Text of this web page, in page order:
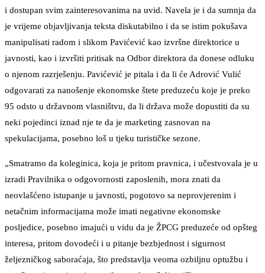
i dostupan svim zainteresovanima na uvid. Navela je i da sumnja da
je vrijeme objavljivanja teksta diskutabilno i da se istim pokušava
manipulisati radom i slikom Pavićević kao izvršne direktorice u
javnosti, kao i izvršiti pritisak na Odbor direktora da donese odluku
o njenom razrješenju. Pavićević je pitala i da li će Adrović Vulić
odgovarati za nanošenje ekonomske štete preduzeću koje je preko
95 odsto u državnom vlasništvu, da li država može dopustiti da su
neki pojedinci iznad nje te da je marketing zasnovan na
spekulacijama, posebno loš u tjeku turističke sezone.
„Smatramo da koleginica, koja je pritom pravnica, i učestvovala je u
izradi Pravilnika o odgovornosti zaposlenih, mora znati da
neovlašćeno istupanje u javnosti, pogotovo sa neprovjerenim i
netačnim informacijama može imati negativne ekonomske
posljedice, posebno imajući u vidu da je ŽPCG preduzeće od opšteg
interesa, pritom dovodeći i u pitanje bezbjednost i sigurnost
željezničkog saboraćaja, što predstavlja veoma ozbiljnu optužbu i